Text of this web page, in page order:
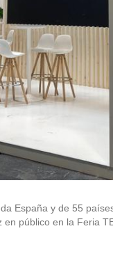
España y de 55
público en la Feria